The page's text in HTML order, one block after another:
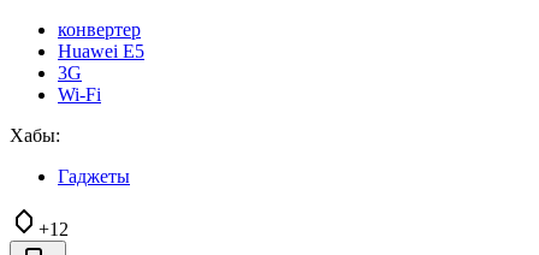
конвертер
Huawei E5
3G
Wi-Fi
Хабы:
Гаджеты
+12